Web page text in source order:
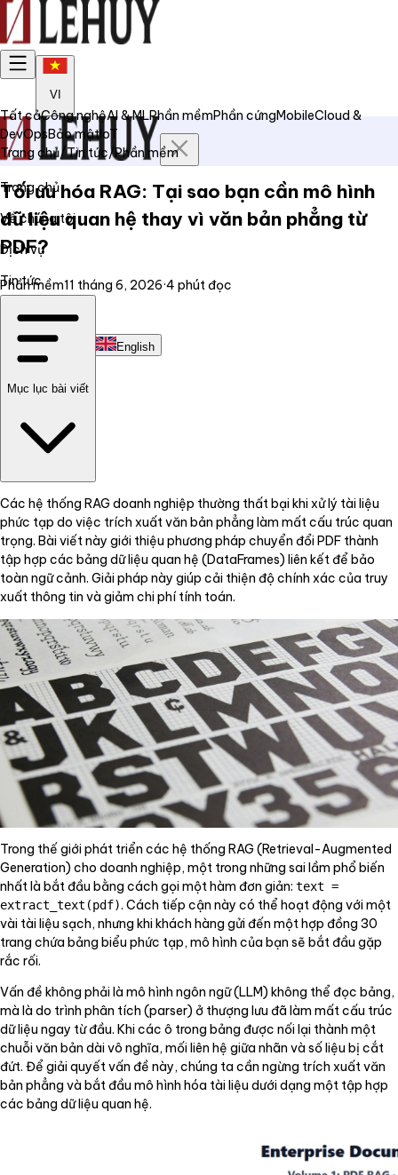
VI
Trang chủ
Về chúng tôi
Dịch vụ
Tin tức
Liên hệ
Tiếng Việt English
Tất cảCông nghệAI & MLPhần mềmPhần cứngMobileCloud &
DevOpsBảo mậtIoT
Trang chủ/Tin tức/Phần mềm
Tối ưu hóa RAG: Tại sao bạn cần mô hình
dữ liệu quan hệ thay vì văn bản phẳng từ
PDF?
Phần mềm11 tháng 6, 2026·4 phút đọc
Mục lục bài viết
Các hệ thống RAG doanh nghiệp thường thất bại khi xử lý tài liệu
phức tạp do việc trích xuất văn bản phẳng làm mất cấu trúc quan
trọng. Bài viết này giới thiệu phương pháp chuyển đổi PDF thành
tập hợp các bảng dữ liệu quan hệ (DataFrames) liên kết để bảo
toàn ngữ cảnh. Giải pháp này giúp cải thiện độ chính xác của truy
xuất thông tin và giảm chi phí tính toán.
Trong thế giới phát triển các hệ thống RAG (Retrieval-Augmented
Generation) cho doanh nghiệp, một trong những sai lầm phổ biến
nhất là bắt đầu bằng cách gọi một hàm đơn giản: text =
extract_text(pdf). Cách tiếp cận này có thể hoạt động với một
vài tài liệu sạch, nhưng khi khách hàng gửi đến một hợp đồng 30
trang chứa bảng biểu phức tạp, mô hình của bạn sẽ bắt đầu gặp
rắc rối.
Vấn đề không phải là mô hình ngôn ngữ (LLM) không thể đọc bảng,
mà là do trình phân tích (parser) ở thượng lưu đã làm mất cấu trúc
dữ liệu ngay từ đầu. Khi các ô trong bảng được nối lại thành một
chuỗi văn bản dài vô nghĩa, mối liên hệ giữa nhãn và số liệu bị cắt
đứt. Để giải quyết vấn đề này, chúng ta cần ngừng trích xuất văn
bản phẳng và bắt đầu mô hình hóa tài liệu dưới dạng một tập hợp
các bảng dữ liệu quan hệ.